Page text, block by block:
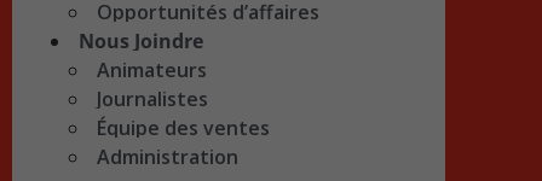
Opportunités d’affaires
Nous Joindre
Animateurs
Journalistes
Équipe des ventes
Administration